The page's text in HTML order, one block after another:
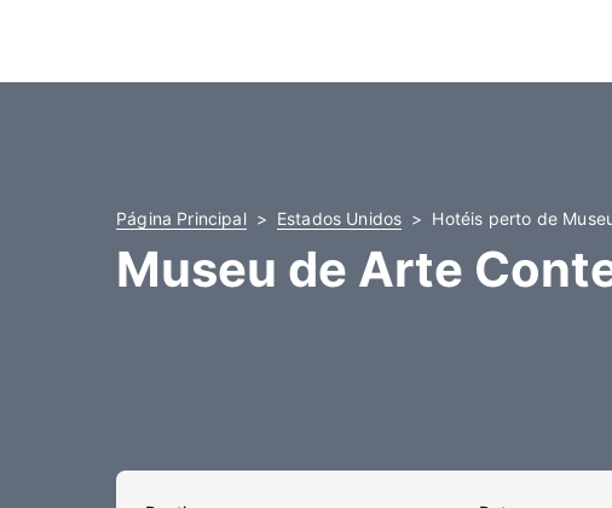
Página Principal Estados Unidos Hotéis perto de
Museu de Arte